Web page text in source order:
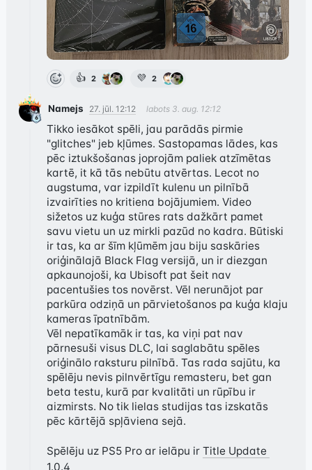
👍 2 💜 2
Namejs 27. jūl. 12:12 labots 3. aug. 12:12
Tikko iesākot spēli, jau parādās pirmie
"glitches" jeb kļūmes. Sastopamas lādes, kas
pēc iztukšošanas joprojām paliek atzīmētas
kartē, it kā tās nebūtu atvērtas. Lecot no
augstuma, var izpildīt kulenu un pilnībā
izvairīties no kritiena bojājumiem. Video
sižetos uz kuģa stūres rats dažkārt pamet
savu vietu un uz mirkli pazūd no kadra. Būtiski
ir tas, ka ar šīm kļūmēm jau biju saskāries
oriģinālajā Black Flag versijā, un ir diezgan
apkaunojoši, ka Ubisoft pat šeit nav
pacentušies tos novērst. Vēl nerunājot par
parkūra odziņā un pārvietošanos pa kuģa klaju
kameras īpatnībām.
Vēl nepatīkamāk ir tas, ka viņi pat nav
pārnesuši visus DLC, lai saglabātu spēles
oriģinālo raksturu pilnībā. Tas rada sajūtu, ka
spēlēju nevis pilnvērtīgu remasteru, bet gan
beta testu, kurā par kvalitāti un rūpību ir
aizmirsts. No tik lielas studijas tas izskatās
pēc kārtējā spļāviena sejā.
Spēlēju uz PS5 Pro ar ielāpu ir Title Update
1.0.4